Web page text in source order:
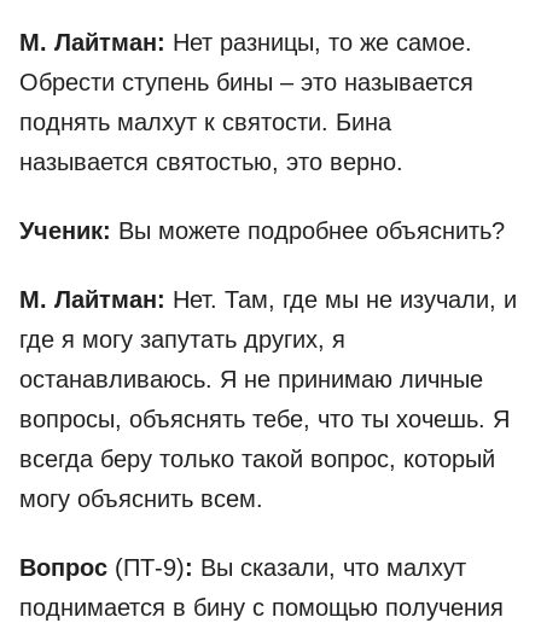
М. Лайтман: Нет разницы, то же самое.
Обрести ступень бины – это называется
поднять малхут к святости. Бина
называется святостью, это верно.
Ученик: Вы можете подробнее объяснить?
М. Лайтман: Нет. Там, где мы не изучали, и
где я могу запутать других, я
останавливаюсь. Я не принимаю личные
вопросы, объяснять тебе, что ты хочешь. Я
всегда беру только такой вопрос, который
могу объяснить всем.
Вопрос (ПТ-9): Вы сказали, что малхут
поднимается в бину с помощью получения